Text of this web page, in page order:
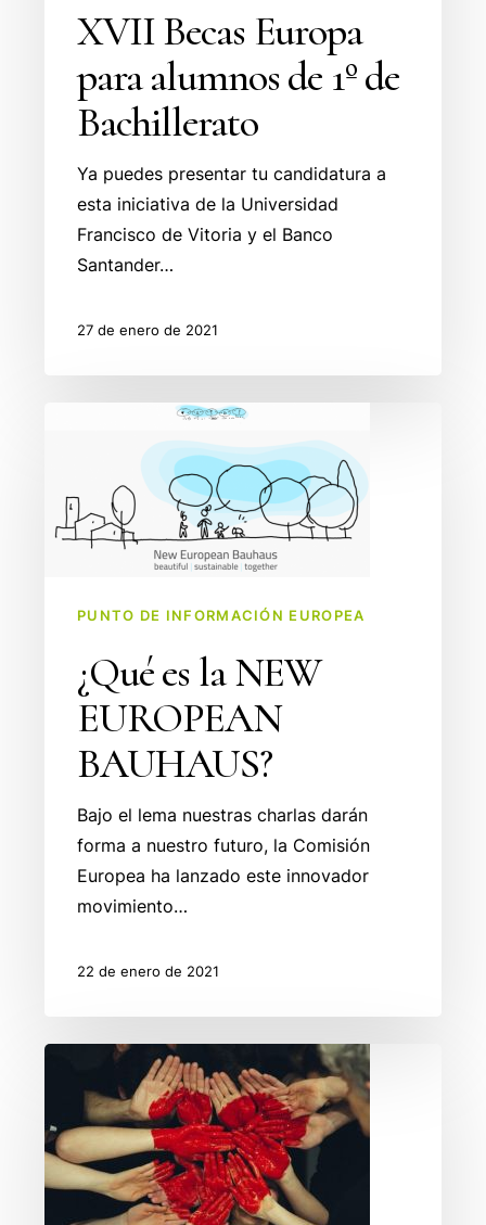
XVII Becas Europa
para alumnos de 1º de
Bachillerato
Ya puedes presentar tu candidatura a
esta iniciativa de la Universidad
Francisco de Vitoria y el Banco
Santander…
27 de enero de 2021
NEW
EUROPEAN
PUNTO DE INFORMACIÓN EUROPEA
¿Qué es la NEW
EUROPEAN
BAUHAUS?
Bajo el lema nuestras charlas darán
forma a nuestro futuro, la Comisión
Europea ha lanzado este innovador
movimiento…
22 de enero de 2021
Convocatoria
Refresh+
para
Jóvenes
Artistas